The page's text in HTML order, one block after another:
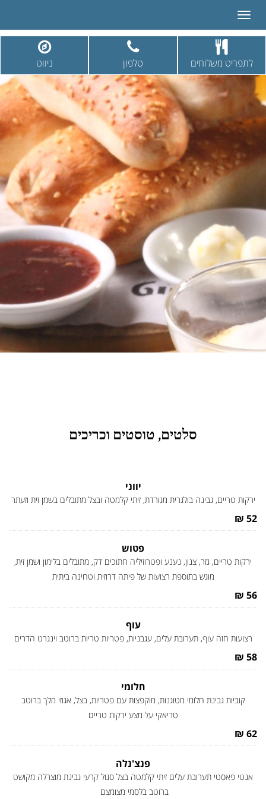
Toggle
navigation
לתפריט משלוחים טלפון ניווט
סלטים, טוסטים וכריכים
יווני
ירקות טריים, גבינה בולגרית מגורדת, זיתי קלמטה ובצל מתובלים בשמן זית וזעתר
52 ₪
פטוש
ירקות טריים, גזר, צנון, נענע ופטרוזיליה חתוכים דק, מתובלים בלימון ושמן זית,
מוגש בתוספת רצועות של פיתה דרוזית וטחינה ביתית
56 ₪
עוף
רצועות חזה עוף, תערובת עלים, עגבניות, פטריות טריות ברוטב וינגרט הדרים
58 ₪
חלומי
קוביות גבינת חלומי מטוגנות, מוקפצות עם פטריות, בצל, אגוזי מלך ברוטב
טריאקי על מצע ירקות טריים
62 ₪
פנצ'נלה
אנטי פאסטי תערובת עלים זיתי קלמטה בצל סגול קרעי גבינת מוצרלה מקושט
ברוטב בלסמי מצומצם